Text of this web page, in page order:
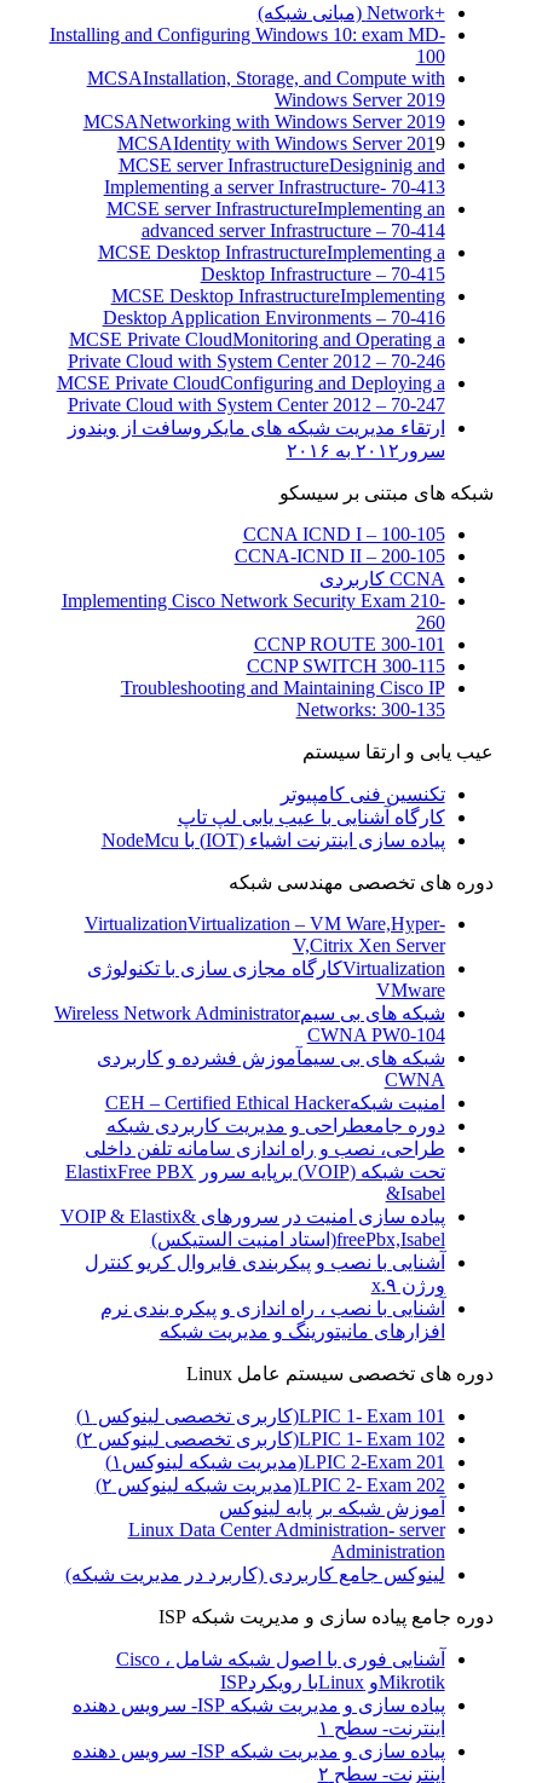
+Network (مبانی شبکه)
Installing and Configuring Windows 10: exam MD-
100
MCSAInstallation, Storage, and Compute with
Windows Server 2019
MCSANetworking with Windows Server 2019
MCSAIdentity with Windows Server 2019
MCSE server InfrastructureDesigninig and
Implementing a server Infrastructure- 70-413
MCSE server InfrastructureImplementing an
advanced server Infrastructure – 70-414
MCSE Desktop InfrastructureImplementing a
Desktop Infrastructure – 70-415
MCSE Desktop InfrastructureImplementing
Desktop Application Environments – 70-416
MCSE Private CloudMonitoring and Operating a
Private Cloud with System Center 2012 – 70-246
MCSE Private CloudConfiguring and Deploying a
Private Cloud with System Center 2012 – 70-247
ارتقاء مدیریت شبکه های مایکروسافت از ویندوز
سرور۲۰۱۲ به ۲۰۱۶
شبکه های مبتنی بر سیسکو
CCNA ICND I – 100-105
CCNA-ICND II – 200-105
CCNA کاربردی
Implementing Cisco Network Security Exam 210-
260
CCNP ROUTE 300-101
CCNP SWITCH 300-115
Troubleshooting and Maintaining Cisco IP
Networks: 300-135
عیب یابی و ارتقا سیستم
تکنسین فنی کامپیوتر
کارگاه آشنایی با عیب یابی لپ تاپ
پیاده سازی اینترنت اشیاء (IOT) با NodeMcu
دوره های تخصصی مهندسی شبکه
VirtualizationVirtualization – VM Ware,Hyper-
V,Citrix Xen Server
Virtualizationکارگاه مجازی سازی با تکنولوژی
VMware
شبکه های بی سیمWireless Network Administrator
CWNA PW0-104
شبکه های بی سیمآموزش فشرده و کاربردی
CWNA
امنیت شبکهCEH – Certified Ethical Hacker
دوره جامعطراحی و مدیریت کاربردی شبکه
طراحی، نصب و راه اندازی سامانه تلفن داخلی
تحت شبکه (VOIP) برپایه سرور ElastixFree PBX
&Isabel
پیاده سازی امنیت در سرورهای VOIP & Elastix&
freePbx,Isabel(استاد امنیت الستیکس)
آشنایی با نصب و پیکربندی فایروال کریو کنترل
ورژن ۹.x
آشنایی با نصب ، راه اندازی و پیکره بندی نرم
افزارهای مانیتورینگ و مدیریت شبکه
دوره های تخصصی سیستم عامل Linux
LPIC 1- Exam 101(کاربری تخصصی لینوکس ۱)
LPIC 1- Exam 102(کاربری تخصصی لینوکس ۲)
LPIC 2-Exam 201(مدیریت شبکه لینوکس۱)
LPIC 2- Exam 202(مدیریت شبکه لینوکس ۲)
آموزش شبکه بر پایه لینوکس
Linux Data Center Administration- server
Administration
لینوکس جامع کاربردی (کاربرد در مدیریت شبکه)
دوره جامع پیاده سازی و مدیریت شبکه ISP
آشنایی فوری با اصول شبکه شامل Cisco ،
Mikrotikو Linuxبا رویکردISP
پیاده سازی و مدیریت شبکه ISP- سرویس دهنده
اینترنت- سطح ۱
پیاده سازی و مدیریت شبکه ISP- سرویس دهنده
اینترنت- سطح ۲